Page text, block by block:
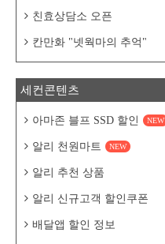
친효상담소 오픈
칸만화 "넷웍마의 추억"
세컨콘텐츠
아마존 블프 SSD 할인 NEW
알리 천원마트 NEW
알리 추천 상품
알리 신규고객 할인쿠폰
배달앱 할인 정보